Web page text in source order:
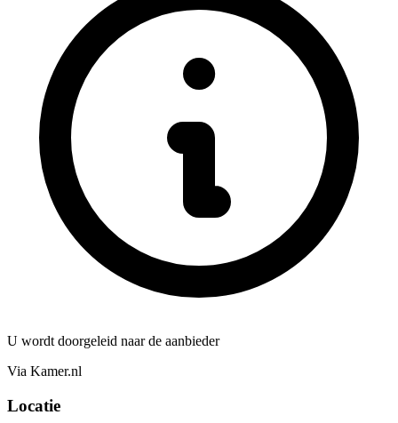
U wordt doorgeleid naar de aanbieder
Via Kamer.nl
Locatie